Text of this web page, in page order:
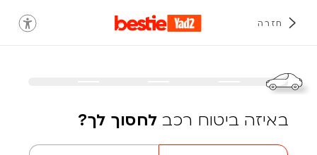
חזרה
באיזה ביטוח רכב לחסוך לך?